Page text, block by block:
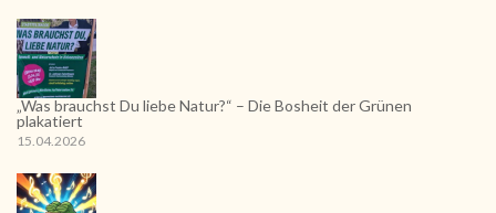
„Was brauchst Du liebe Natur?“ – Die Bosheit der Grünen
plakatiert
15.04.2026